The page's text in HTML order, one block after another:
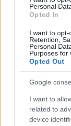
Personal
Opted In
I want to opt-
Retention,
Personal
Purposes for
Opted Out
Google
I want to
related to
device